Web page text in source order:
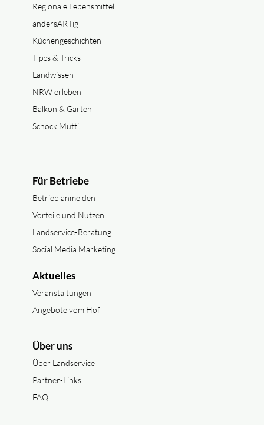
Regionale Lebensmittel
andersARTig
Küchengeschichten
Tipps & Tricks
Landwissen
NRW erleben
Balkon & Garten
Schock Mutti
Für Betriebe
Betrieb anmelden
Vorteile und Nutzen
Landservice-Beratung
Social Media Marketing
Aktuelles
Veranstaltungen
Angebote vom Hof
Über uns
Über Landservice
Partner-Links
FAQ